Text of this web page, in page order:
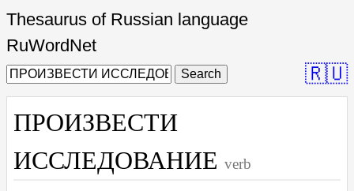
Thesaurus of Russian language
RuWordNet
Search 🇷🇺
ПРОИЗВЕСТИ
ИССЛЕДОВАНИЕ verb